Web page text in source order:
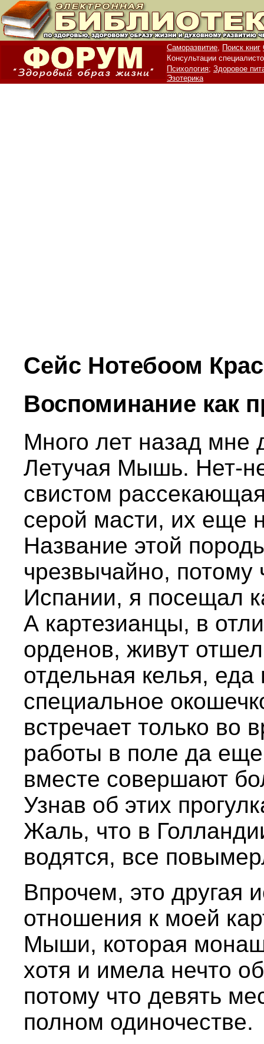
Саморазвитие, Поиск книг
Консультации
Психология; Здоровое
Эзотерика
Сейс Нотебоом
Воспоминание как
Много лет назад мне
Летучая Мышь. Нет-
свистом
серой масти, их еще
Название этой
чрезвычайно, потому
Испании, я посещал
А картезианцы, в
орденов, живут
отдельная келья, еда
специальное
встречает только во
работы в поле да
вместе совершают
Узнав об этих
Жаль, что в
водятся, все
Впрочем, это другая
отношения к моей
Мыши, которая
хотя и имела нечто
потому что девять
полном одиночестве.